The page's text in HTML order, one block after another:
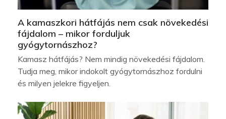
A kamaszkori hátfájás nem csak növekedési
fájdalom – mikor forduljuk
gyógytornászhoz?
Kamasz hátfájás? Nem mindig növekedési fájdalom.
Tudja meg, mikor indokolt gyógytornászhoz fordulni
és milyen jelekre figyeljen.